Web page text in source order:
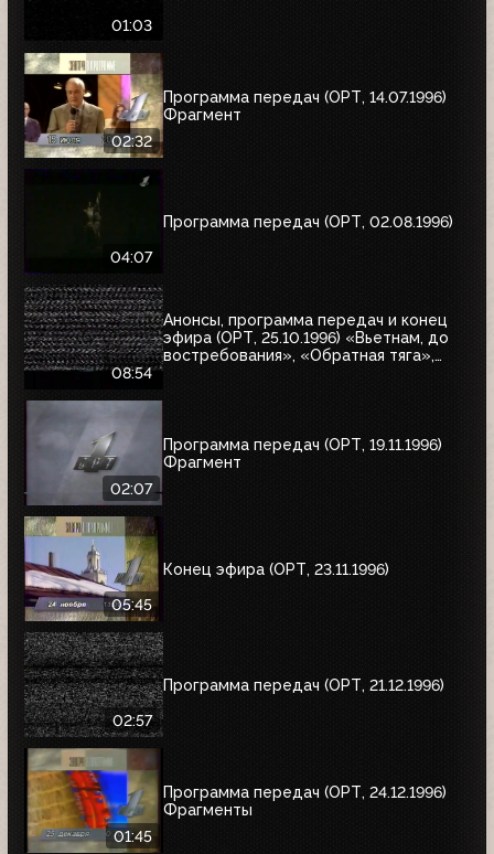
01:03
02:32
Программа передач (ОРТ, 14.07.1996)
Фрагмент
04:07
Программа передач (ОРТ, 02.08.1996)
08:54
Анонсы, программа передач и конец
эфира (ОРТ, 25.10.1996) «Вьетнам, до
востребования», «Обратная тяга»,
02:07
Программа передач (ОРТ, 19.11.1996)
Фрагмент
05:45
Конец эфира (ОРТ, 23.11.1996)
02:57
Программа передач (ОРТ, 21.12.1996)
01:45
Программа передач (ОРТ, 24.12.1996)
Фрагменты